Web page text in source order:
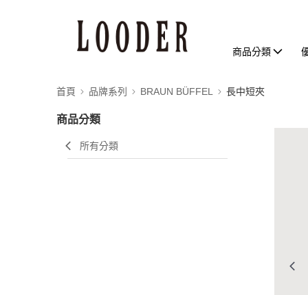
商品分類
首頁 品牌系列 BRAUN BÜFFEL 長中短夾
商品分類
所有分類